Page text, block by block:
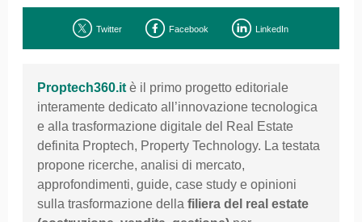
Twitter Facebook LinkedIn
Proptech360.it è il primo progetto editoriale
interamente dedicato all’innovazione tecnologica
e alla trasformazione digitale del Real Estate
definita Proptech, Property Technology. La testata
propone ricerche, analisi di mercato,
approfondimenti, guide, case study e opinioni
sulla trasformazione della filiera del real estate